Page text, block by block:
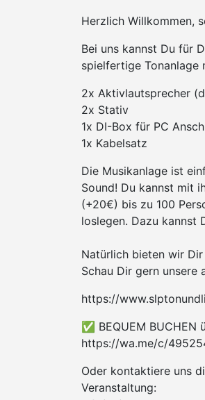
Herzlich Willkommen,
Bei uns kannst Du für
spielfertige Tonanlage
2x Aktivlautsprecher
2x Stativ
1x DI-Box für PC
1x Kabelsatz
Die Musikanlage ist
Sound! Du kannst mit
(+20€) bis zu 100
loslegen. Dazu kannst
Natürlich bieten wir
Schau Dir gern unsere
https://
✅ BEQUEM BUCHEN
https://wa.me/c/
Oder kontaktiere uns
Veranstaltung: